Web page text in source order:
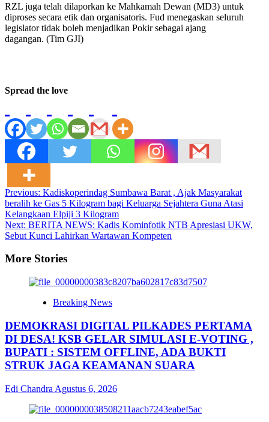
RZL juga telah dilaporkan ke Mahkamah Dewan (MD3) untuk
diproses secara etik dan organisatoris. Fud menegaskan seluruh
legislator tidak boleh menjadikan Pokir sebagai ajang
dagangan. (Tim GJI)
Spread the love
Post
navigation
Previous: Kadiskoperindag Sumbawa Barat , Ajak Masyarakat
beralih ke Gas 5 Kilogram bagi Keluarga Sejahtera Guna Atasi
Kelangkaan Elpiji 3 Kilogram
Next: BERITA NEWS: Kadis Kominfotik NTB Apresiasi UKW,
Sebut Kunci Lahirkan Wartawan Kompeten
More Stories
Breaking News
DEMOKRASI DIGITAL PILKADES PERTAMA
DI DESA! KSB GELAR SIMULASI E-VOTING ,
BUPATI : SISTEM OFFLINE, ADA BUKTI
STRUK JAGA KEAMANAN SUARA
Edi Chandra Agustus 6, 2026